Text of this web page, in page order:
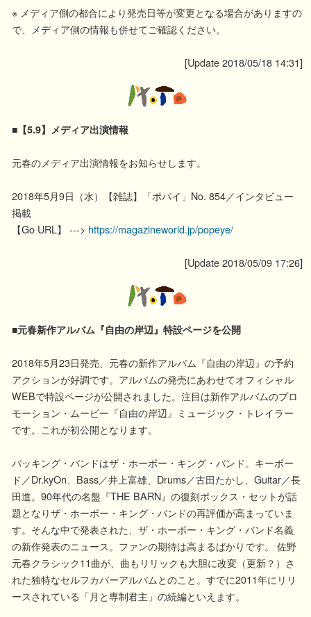
※ メディア側の都合により発売日等が変更となる場合がありますの
で、メディア側の情報も併せてご確認ください。
[Update 2018/05/18 14:31]
■【5.9】メディア出演情報
元春のメディア出演情報をお知らせします。
2018年5月9日（水）【雑誌】「ポパイ」No. 854／インタビュー
掲載
【Go URL】 ---> https://magazineworld.jp/popeye/
[Update 2018/05/09 17:26]
■元春新作アルバム『自由の岸辺』特設ページを公開
2018年5月23日発売、元春の新作アルバム『自由の岸辺』の予約
アクションが好調です。アルバムの発売にあわせてオフィシャル
WEBで特設ページが公開されました。注目は新作アルバムのプロ
モーション・ムービー『自由の岸辺』ミュージック・トレイラー
です。これが初公開となります。
バッキング・バンドはザ・ホーボー・キング・バンド。キーボー
ド／Dr.kyOn、Bass／井上富雄、Drums／古田たかし、Guitar／長
田進。90年代の名盤『THE BARN』の復刻ボックス・セットが話
題となりザ・ホーボー・キング・バンドの再評価が高まっていま
す。そんな中で発表された、ザ・ホーボー・キング・バンド名義
の新作発表のニュース。ファンの期待は高まるばかりです。 佐野
元春クラシック11曲が、曲もリリックも大胆に改変（更新？）さ
れた独特なセルフカバーアルバムとのこと。すでに2011年にリリ
ースされている「月と専制君主」の続編といえます。